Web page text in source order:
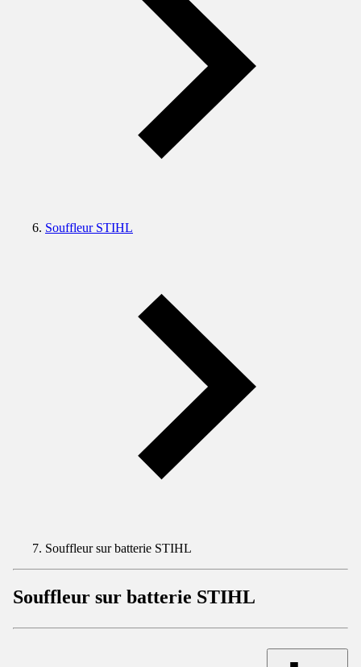
Souffleur STIHL
Souffleur sur batterie STIHL
Souffleur sur batterie STIHL